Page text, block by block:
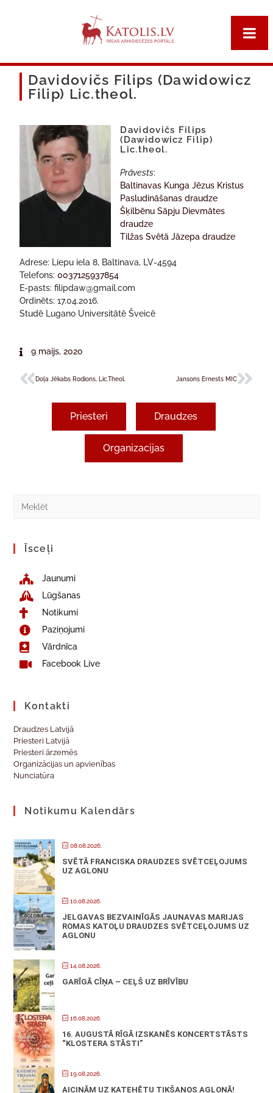
Davidovičs Filips (Dawidowicz
Filip) Lic.theol.
Davidovičs Filips
(Dawidowicz Filip)
Lic.theol.
Prāvests:
Baltinavas Kunga Jēzus Kristus
Pasludināšanas draudze
Šķilbēnu Sāpju Dievmātes
draudze
Tilžas Svētā Jāzepa draudze
Adrese: Liepu iela 8, Baltinava, LV-4594
Telefons:0037125937854
E-pasts: filipdaw@gmail.com
Ordinēts: 17.04.2016.
Studē Lugano Universitātē Šveicē
9 maijs, 2020
Doļa Jēkabs Rodions, Lic.Theol. Jansons Ernests MIC
Priesteri Draudzes
Organizacijas
Īsceļi
Jaunumi
Lūgšanas
Notikumi
Paziņojumi
Vārdnīca
Facebook Live
Kontakti
Draudzes Latvijā
Priesteri Latvijā
Priesteri ārzemēs
Organizācijas un apvienības
Nunciatūra
Notikumu Kalendārs
08.08.2026.
SVĒTĀ FRANCISKA DRAUDZES SVĒTCEĻOJUMS
UZ AGLONU
10.08.2026.
JELGAVAS BEZVAINĪGĀS JAUNAVAS MARIJAS
ROMAS KATOĻU DRAUDZES SVĒTCEĻOJUMS UZ
AGLONU
14.08.2026.
GARĪGĀ CĪŅA – CEĻŠ UZ BRĪVĪBU
16.08.2026.
16. AUGUSTĀ RĪGĀ IZSKANĒS KONCERTSTĀSTS
“KLOSTERA STĀSTI”
19.08.2026.
AICINĀM UZ KATEHĒTU TIKŠANOS AGLONĀ!